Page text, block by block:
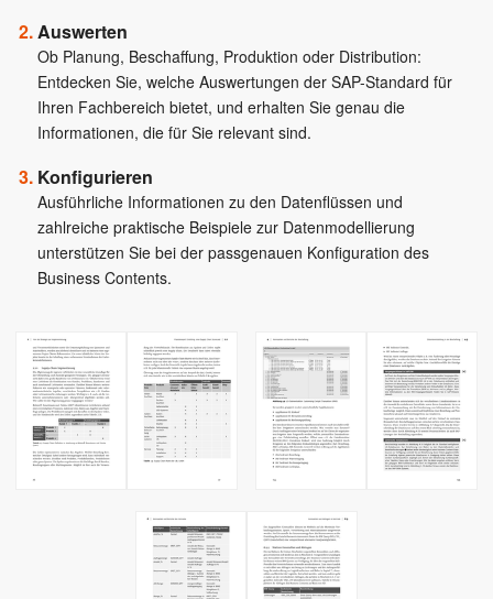
Auswerten
Ob Planung, Beschaffung, Produktion oder Distribution:
Entdecken Sie, welche Auswertungen der SAP-Standard für
Ihren Fachbereich bietet, und erhalten Sie genau die
Informationen, die für Sie relevant sind.
Konfigurieren
Ausführliche Informationen zu den Datenflüssen und
zahlreiche praktische Beispiele zur Datenmodellierung
unterstützen Sie bei der passgenauen Konfiguration des
Business Contents.